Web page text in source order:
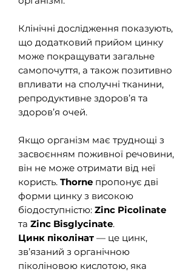
Клінічні дослідження показують,
що додатковий прийом цинку
може покращувати загальне
самопочуття, а також позитивно
впливати на сполучні тканини,
репродуктивне здоров’я та
здоров’я очей.
Якщо організм має труднощі з
засвоєнням поживної речовини,
він не може отримати від неї
користь. Thorne пропонує дві
форми цинку з високою
біодоступністю: Zinc Picolinate
та Zinc Bisglycinate.
Цинк піколінат — це цинк,
зв’язаний з органічною
піколіновою кислотою, яка